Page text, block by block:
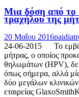
Μια δόση από το
τραχήλου της
20 Μαΐου 2016
24-06-2015 Το
μήτρας, ο οποίος
θηλωμάτων (HPV), δεν
όπως σήμερα, αλλά
δύο μεγάλων
εταιρείας